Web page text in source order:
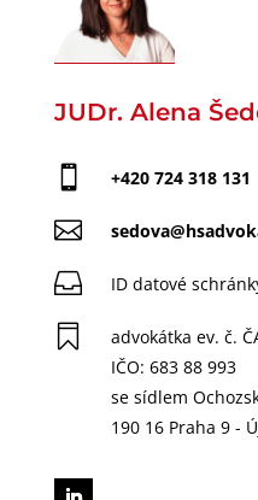
JUDr. Alena
 +420 724 318 131

 ID datové

advokátka ev. č.
IČO: 683 88 993
se sídlem
190 16 Praha 9 -